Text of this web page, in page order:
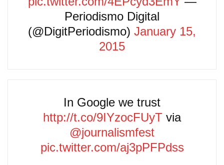
Periodismo Digital
(@DigitPeriodismo) January 15,
2015
In Google we trust
http://t.co/9IYzocFUyT via
@journalismfest
pic.twitter.com/aj3pPFPdss